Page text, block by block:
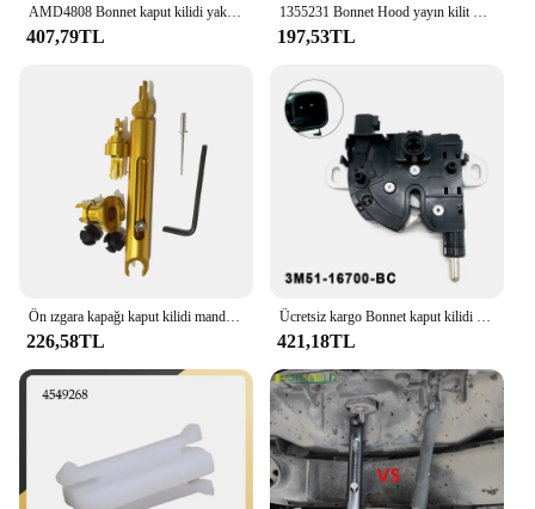
AMD4808 Bonnet kaput kilidi yakalamak için mandal kablosu ford focus mk3 2012-2018 Ford Grand C-MAX 2012 AM5116C657AG CV6Z16916A 1715614
407,79TL
1355231 Bonnet Hood yayın kilit mandalı yakalamak tamir kiti montaj 2 tuşları ile yedek Ford Focus MK2 C Max Kuga 2004-2012 için
197,53TL
226,58TL 421,18TL